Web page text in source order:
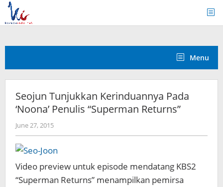
Skip
content
Menu
Seojun Tunjukkan Kerinduannya Pada
‘Noona’ Penulis “Superman Returns”
June 27, 2015by
Koreanindo
Video preview untuk episode mendatang KBS2
“Superman Returns” menampilkan pemirsa